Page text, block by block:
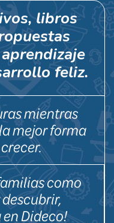
libros
feliz.
mientras
mejor forma
como
Dideco!